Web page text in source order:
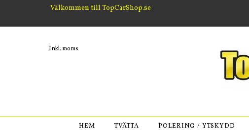
Välkommen till TopCarShop.se
Inkl. moms
HEM TVÄTTA POLERING / YTSKYDD